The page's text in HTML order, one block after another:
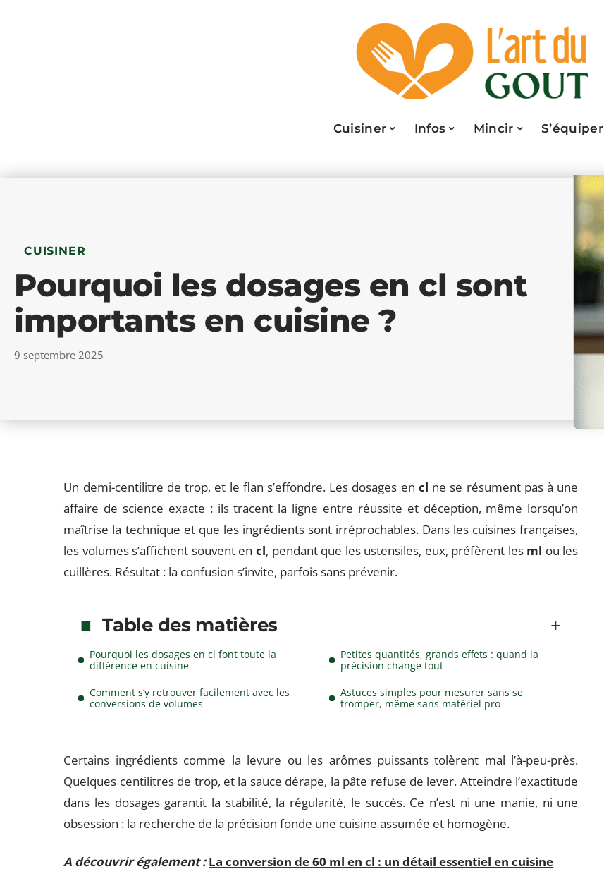
Cuisiner Infos Mincir S’équiper
CUISINER
Pourquoi les dosages en cl sont
importants en cuisine ?
9 septembre 2025
Un demi-centilitre de trop, et le flan s’effondre. Les dosages en cl ne se résument pas à une
affaire de science exacte : ils tracent la ligne entre réussite et déception, même lorsqu’on
maîtrise la technique et que les ingrédients sont irréprochables. Dans les cuisines françaises,
les volumes s’affichent souvent encl, pendant que les ustensiles, eux, préfèrent les ml ou les
cuillères. Résultat : la confusion s’invite, parfois sans prévenir.
Table des matières
Pourquoi les dosages en cl font toute la
différence en cuisine
Petites quantités, grands effets : quand la
précision change tout
Comment s’y retrouver facilement avec les
conversions de volumes
Astuces simples pour mesurer sans se
tromper, même sans matériel pro
Certains ingrédients comme la levure ou les arômes puissants tolèrent mal l’à-peu-près.
Quelques centilitres de trop, et la sauce dérape, la pâte refuse de lever. Atteindre l’exactitude
dans les dosages garantit la stabilité, la régularité, le succès. Ce n’est ni une manie, ni une
obsession : la recherche de la précision fonde une cuisine assumée et homogène.
A découvrir également : La conversion de 60 ml en cl : un détail essentiel en cuisine